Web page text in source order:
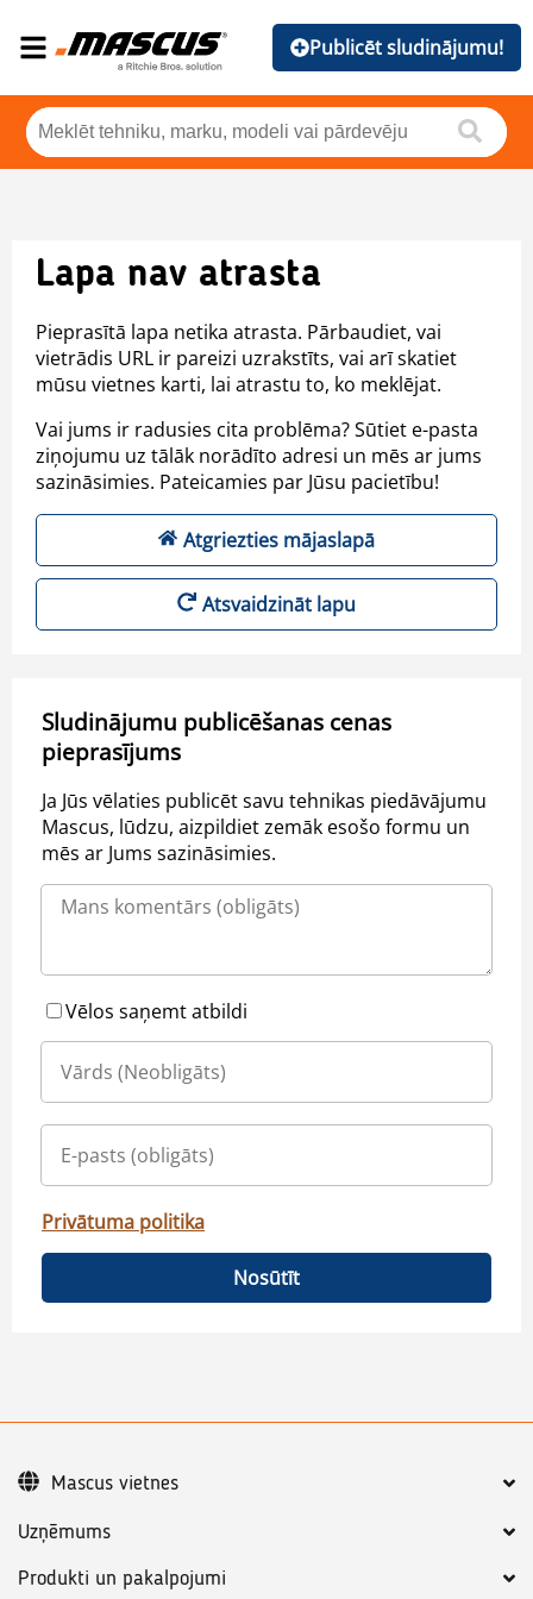
Publicēt sludinājumu!
Lapa nav atrasta
Pieprasītā lapa netika atrasta. Pārbaudiet, vai
vietrādis URL ir pareizi uzrakstīts, vai arī skatiet
mūsu vietnes karti, lai atrastu to, ko meklējat.
Vai jums ir radusies cita problēma? Sūtiet e-pasta
ziņojumu uz tālāk norādīto adresi un mēs ar jums
sazināsimies. Pateicamies par Jūsu pacietību!
Atgriezties mājaslapā
Atsvaidzināt lapu
Sludinājumu publicēšanas cenas
pieprasījums
Ja Jūs vēlaties publicēt savu tehnikas piedāvājumu
Mascus, lūdzu, aizpildiet zemāk esošo formu un
mēs ar Jums sazināsimies.
Vēlos saņemt atbildi
Privātuma politika
Nosūtīt
Uzņēmums
Produkti un pakalpojumi
Mascus vietnes